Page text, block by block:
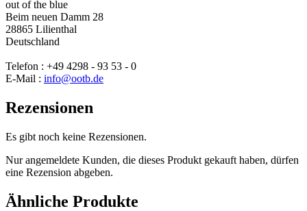
out of the blue
Beim neuen Damm 28
28865 Lilienthal
Deutschland
Telefon : +49 4298 - 93 53 - 0
E-Mail : info@ootb.de
Rezensionen
Es gibt noch keine Rezensionen.
Nur angemeldete Kunden, die dieses Produkt gekauft haben, dürfen
eine Rezension abgeben.
Ähnliche Produkte